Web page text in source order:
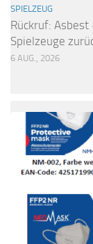
SPIELZEUG
Rückruf:
Spielzeuge
6 AUG., 2026